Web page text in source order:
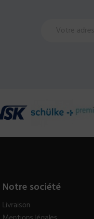
Notre société
Livraison